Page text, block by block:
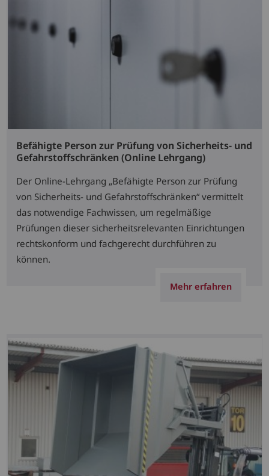
Befähigte Person zur Prüfung von Sicherheits- und
Gefahrstoffschränken (Online Lehrgang)
Der Online-Lehrgang „Befähigte Person zur Prüfung
von Sicherheits- und Gefahrstoffschränken“ vermittelt
das notwendige Fachwissen, um regelmäßige
Prüfungen dieser sicherheitsrelevanten Einrichtungen
rechtskonform und fachgerecht durchführen zu
können.
Mehr erfahren